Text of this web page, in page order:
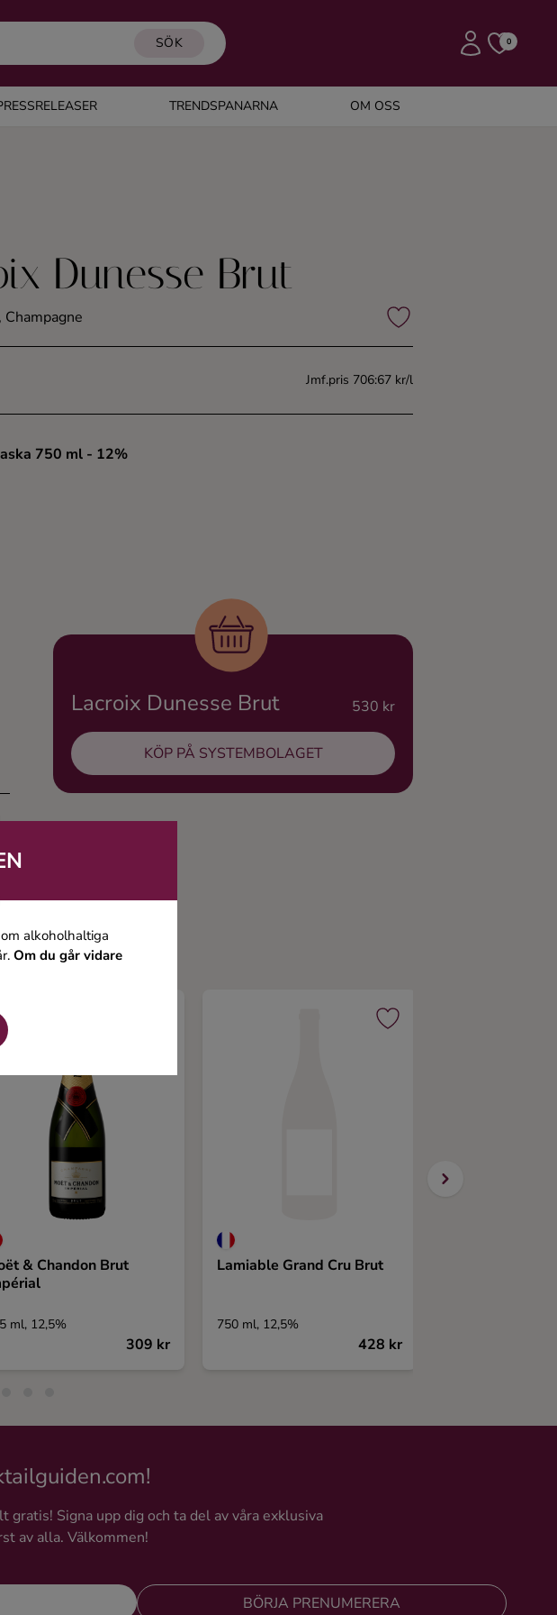
SÖK 0
TRENDSPANARNA OM OSS
alkoholhaltiga
Om du går vidare
Dunesse Brut
Champagne
Jmf.pris 706:67 kr/l
750 ml - 12%
Lacroix Dunesse Brut 530 kr
KÖP PÅ SYSTEMBOLAGET
gillar
& Chandon Brut
ml, 12,5%
309 kr
Lamiable Grand Cru Brut
750 ml, 12,5%
428 kr
Signa upp dig och ta del av våra exklusiva
av alla. Välkommen!
BÖRJA PRENUMERERA